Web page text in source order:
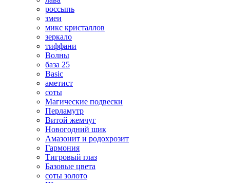
россыпь
змеи
микс кристаллов
зеркало
тиффани
Волны
база 25
Basic
аметист
соты
Магические подвески
Перламутр
Витой жемчуг
Новогодний шик
Амазонит и родохрозит
Гармония
Тигровый глаз
Базовые цвета
соты золото